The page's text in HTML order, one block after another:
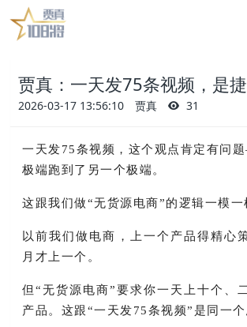
贾真：一天发75条视频，是
2026-03-17 13:56:10 贾真 31
一天发75条视频，这个观点肯定有问
极端跑到了另一个极端。
这跟我们做“无货源电商”的逻辑一模一
以前我们做电商，上一个产品得精心
月才上一个。
但“无货源电商”要求你一天上十个、
产品。这跟“一天发75条视频”是同一个